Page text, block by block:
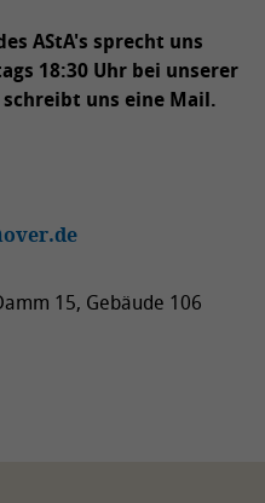
AStA's sprecht uns
18:30 Uhr bei unserer
uns eine Mail.
15, Gebäude 106